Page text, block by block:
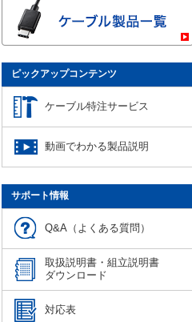
ピックアップコンテンツ
ケーブル特注サービス
動画でわかる製品説明
サポート情報
Q&A（よくある質問）
取扱説明書・組立説明書
ダウンロード
対応表